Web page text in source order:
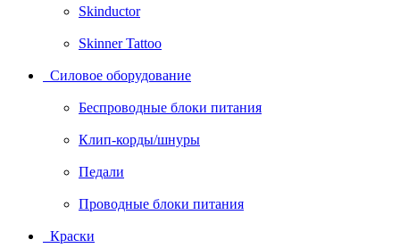
Skinductor
Skinner Tattoo
Силовое оборудование
Беспроводные блоки питания
Клип-корды/шнуры
Педали
Проводные блоки питания
Краски